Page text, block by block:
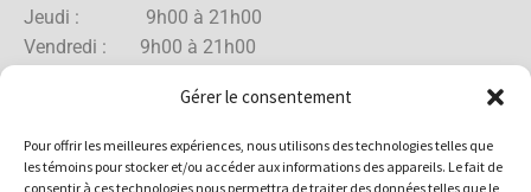
Gérer le consentement
Pour offrir les meilleures expériences, nous utilisons des technologies telles que
les témoins pour stocker et/ou accéder aux informations des appareils. Le fait de
consentir à ces technologies nous permettra de traiter des données telles que le
Jeudi : 9h00 à 21h00
Vendredi : 9h00 à 21h00
Dimanche : 10h00 à 17h00